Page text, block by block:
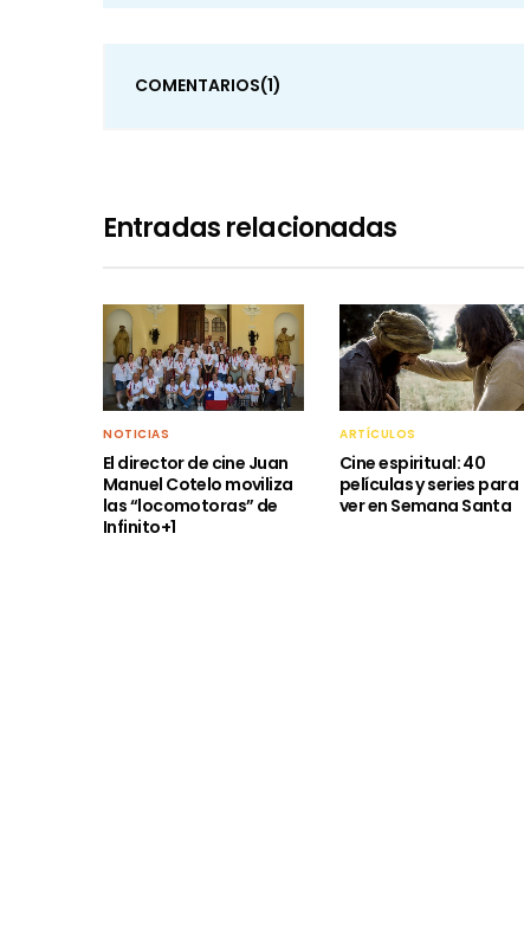
COMENTARIOS(1)
Entradas relacionadas
NOTICIAS
El director de cine Juan
Manuel Cotelo moviliza
las “locomotoras” de
Infinito+1
ARTÍCULOS
Cine espiritual: 40
películas y series para
ver en Semana Santa